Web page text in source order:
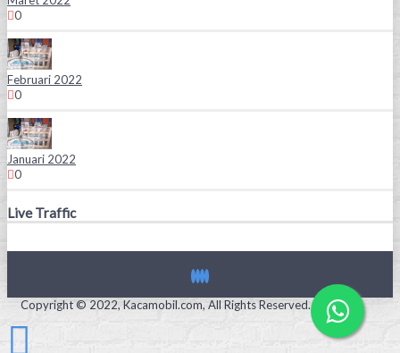
0
Februari 2022
0
Januari 2022
0
Live Traffic
Copyright © 2022, Kacamobil.com, All Rights Reserved.